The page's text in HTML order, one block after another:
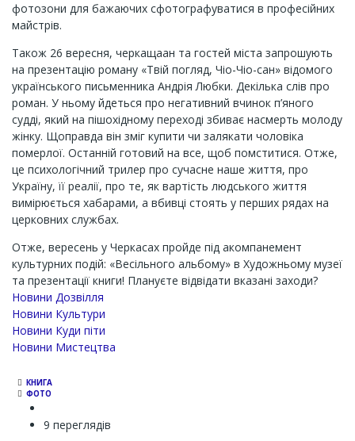
фотозони для бажаючих сфотографуватися в професійних
майстрів.
Також 26 вересня, черкащаан та гостей міста запрошують
на презентацію роману «Твій погляд, Чіо-Чіо-сан» відомого
українського письменника Андрія Любки. Декілька слів про
роман. У ньому йдеться про негативний вчинок п’яного
судді, який на пішохідному переході збиває насмерть молоду
жінку. Щоправда він зміг купити чи залякати чоловіка
померлої. Останній готовий на все, щоб помститися. Отже,
це психологічний трилер про сучасне наше життя, про
Україну, її реалії, про те, як вартість людського життя
вимірюється хабарами, а вбивці стоять у перших рядах на
церковних службах.
Отже, вересень у Черкасах пройде під акомпанемент
культурних подій: «Весільного альбому» в Художньому музеї
та презентації книги! Плануєте відвідати вказані заходи?
Новини Дозвілля
Новини Культури
Новини Куди піти
Новини Мистецтва
КНИГА
ФОТО
9 переглядів